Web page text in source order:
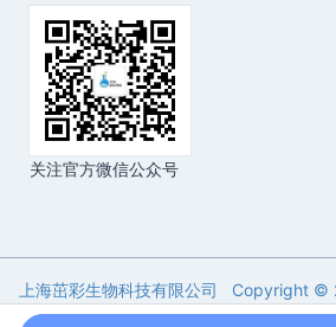
关注官方微信公众号
上海茁彩生物科技有限公司 Copyright ©
Reserved. 备案号：沪ICP备17016761号-